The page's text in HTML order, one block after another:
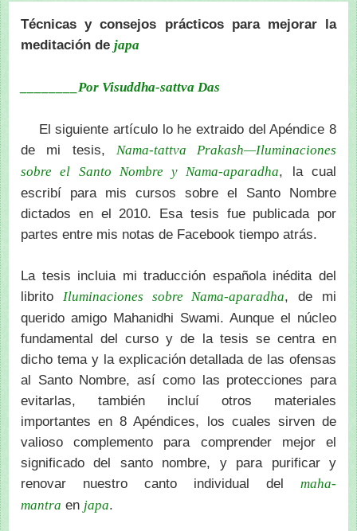
Técnicas y consejos prácticos para mejorar la
meditación de japa
________Por Visuddha-sattva Das
El siguiente artículo lo he extraido del Apéndice 8
de mi tesis, Nama-tattva Prakash—Iluminaciones
sobre el Santo Nombre y Nama-aparadha, la cual
escribí para mis cursos sobre el Santo Nombre
dictados en el 2010. Esa tesis fue publicada por
partes entre mis notas de Facebook tiempo atrás.
La tesis incluia mi traducción española inédita del
librito Iluminaciones sobre Nama-aparadha, de mi
querido amigo Mahanidhi Swami. Aunque el núcleo
fundamental del curso y de la tesis se centra en
dicho tema y la explicación detallada de las ofensas
al Santo Nombre, así como las protecciones para
evitarlas, también incluí otros materiales
importantes en 8 Apéndices, los cuales sirven de
valioso complemento para comprender mejor el
significado del santo nombre, y para purificar y
renovar nuestro canto individual del maha-
mantra en japa.